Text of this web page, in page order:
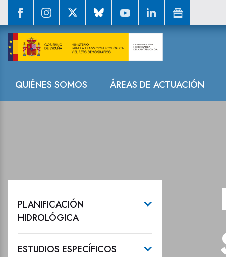
Navegación
QUIÉNES SOMOS ÁREAS DE ACTUACIÓN
Planes
PLANIFICACIÓN
HIDROLÓGICA
ESTUDIOS ESPECÍFICOS